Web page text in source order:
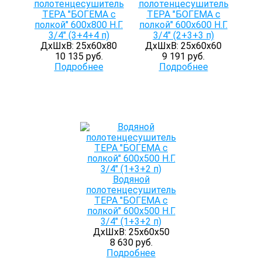
полотенцесушитель
ТЕРА "БОГЕМА с
полкой" 600х800 Н.Г.
3/4" (3+4+4 п)
ДхШхВ: 25х60х80
10 135 руб.
Подробнее
полотенцесушитель
ТЕРА "БОГЕМА с
полкой" 600х600 Н.Г.
3/4" (2+3+3 п)
ДхШхВ: 25х60х60
9 191 руб.
Подробнее
Водяной
полотенцесушитель
ТЕРА "БОГЕМА с
полкой" 600х500 Н.Г.
3/4" (1+3+2 п)
ДхШхВ: 25х60х50
8 630 руб.
Подробнее